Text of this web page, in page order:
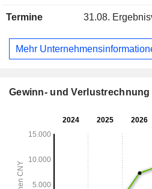
Grafikwiedergabe eingesetzt.
und Rechenplattformen rund um
Termine 31.08.
Mehr
Gewinn- und Verlustrechnung